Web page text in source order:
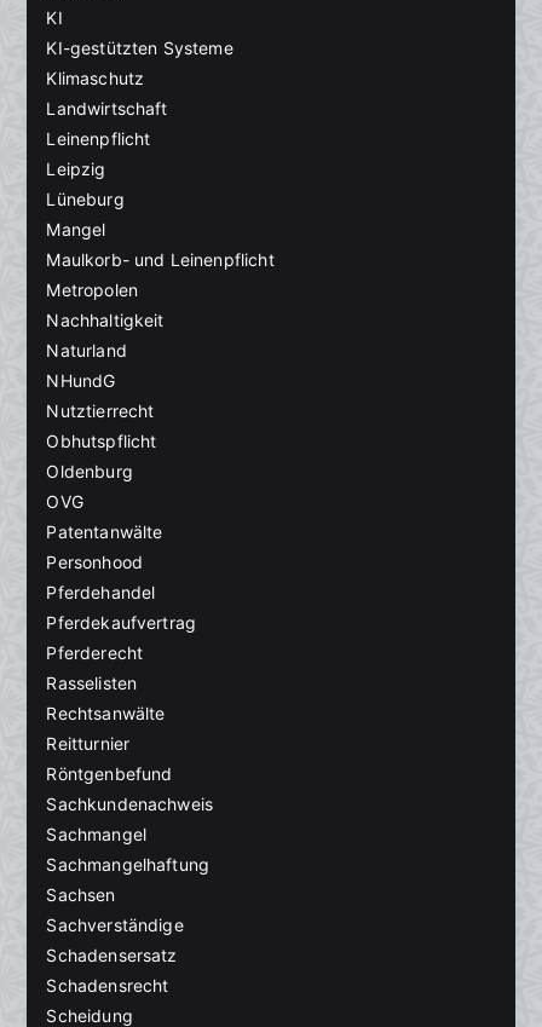
KI
KI-gestützten Systeme
Klimaschutz
Landwirtschaft
Leinenpflicht
Leipzig
Lüneburg
Mangel
Maulkorb- und Leinenpflicht
Metropolen
Nachhaltigkeit
Naturland
NHundG
Nutztierrecht
Obhutspflicht
Oldenburg
OVG
Patentanwälte
Personhood
Pferdehandel
Pferdekaufvertrag
Pferderecht
Rasselisten
Rechtsanwälte
Reitturnier
Röntgenbefund
Sachkundenachweis
Sachmangel
Sachmangelhaftung
Sachsen
Sachverständige
Schadensersatz
Schadensrecht
Scheidung